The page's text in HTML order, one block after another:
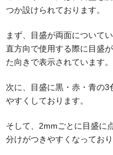
つか設けられております。
まず、目盛が両面について
直方向で使用する際に目盛
た向きで表示されています。
次に、目盛に黒・赤・青の
やすくしております。
そして、2mmごとに目盛に
分けがつきやすくなっており